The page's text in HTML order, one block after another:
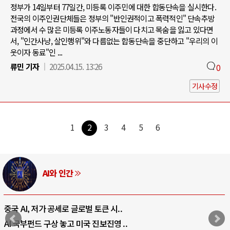
정부가 14일부터 77일간, 미등록 이주민에 대한 합동단속을 실시한다.
전국의 이주인권단체들은 정부의 "반인권적이고 폭력적인" 단속추방
과정에서 수 많은 미등록 이주노동자들이 다치고 목숨을 잃고 있다면
서, "인간사냥, 살인행위"와 다름없는 합동단속을 중단하고 "우리의 이
웃이자 동료"인 ...
류민 기자
2025.04.15. 13:26 0
기사수정
1 2 3 4 5 6
AI와 인간
중국 AI, 저가 공세로 글로벌 토큰 시..
AI 국부펀드 구상 놓고 미국 진보진영 ..